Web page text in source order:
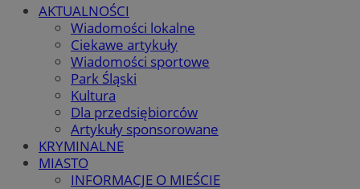
AKTUALNOŚCI
Wiadomości lokalne
Ciekawe artykuły
Wiadomości sportowe
Park Śląski
Kultura
Dla przedsiębiorców
Artykuły sponsorowane
KRYMINALNE
MIASTO
INFORMACJE O MIEŚCIE